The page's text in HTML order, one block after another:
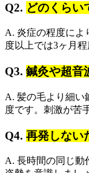
Q2. どのくらい
A. 炎症の程度によ
度以上では3ヶ月
Q3. 鍼灸や超音
A. 髪の毛より細い
度です。刺激が苦
Q4. 再発しない
A. 長時間の同じ動